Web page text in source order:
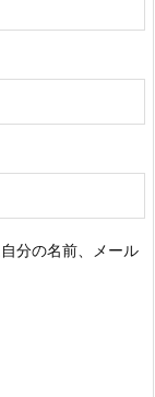
分の名前、メール